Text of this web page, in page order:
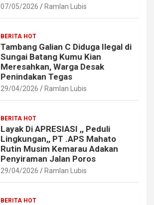
07/05/2026 Ramlan Lubis
BERITA HOT
Tambang Galian C Diduga Ilegal di
Sungai Batang Kumu Kian
Meresahkan, Warga Desak
Penindakan Tegas
29/04/2026 Ramlan Lubis
BERITA HOT
Layak Di APRESIASI ,, Peduli
Lingkungan,, PT .APS Mahato
Rutin Musim Kemarau Adakan
Penyiraman Jalan Poros
29/04/2026 Ramlan Lubis
BERITA HOT